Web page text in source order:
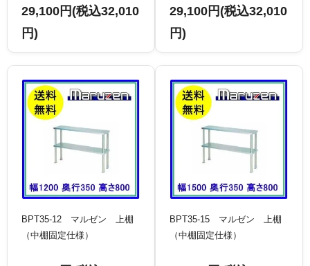
29,100円(税込32,010
円)
29,100円(税込32,010
円)
BPT35-12 マルゼン 上棚
（中棚固定仕様）
BPT35-15 マルゼン 上棚
（中棚固定仕様）